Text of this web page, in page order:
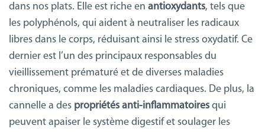
dans nos plats. Elle est riche en antioxydants, tels que
les polyphénols, qui aident à neutraliser les radicaux
libres dans le corps, réduisant ainsi le stress oxydatif. Ce
dernier est l’un des principaux responsables du
vieillissement prématuré et de diverses maladies
chroniques, comme les maladies cardiaques. De plus, la
cannelle a des propriétés anti-inflammatoires qui
peuvent apaiser le système digestif et soulager les